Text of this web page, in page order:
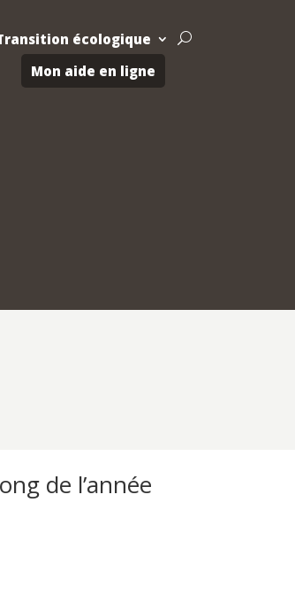
écologique
Mon aide en ligne
U
de l’année